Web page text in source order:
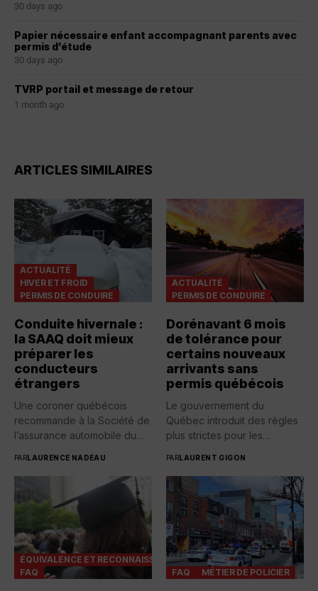
30 days ago
Papier nécessaire enfant accompagnant parents avec
permis d’étude
30 days ago
TVRP portail et message de retour
1 month ago
ARTICLES SIMILAIRES
ACTUALITÉ
HIVER ET FROID
PERMIS DE CONDUIRE
Conduite hivernale :
la SAAQ doit mieux
préparer les
conducteurs
étrangers
Une coroner québécois
recommande à la Société de
l’assurance automobile du
PARLAURENCE NADEAU
ACTUALITÉ
PERMIS DE CONDUIRE
Dorénavant 6 mois
de tolérance pour
certains nouveaux
arrivants sans
permis québécois
Le gouvernement du
Québec introduit des règles
plus strictes pour les
PARLAURENT GIGON
ÉQUIVALENCE ET RECONNAISSANCES
FAQ
FAQ MÉTIER DE POLICIER